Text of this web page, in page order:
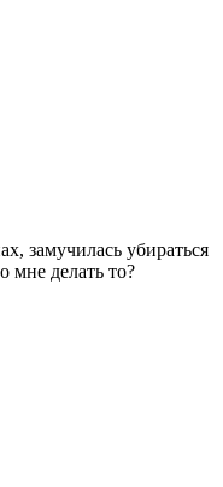
замучилась убираться
мне делать то?